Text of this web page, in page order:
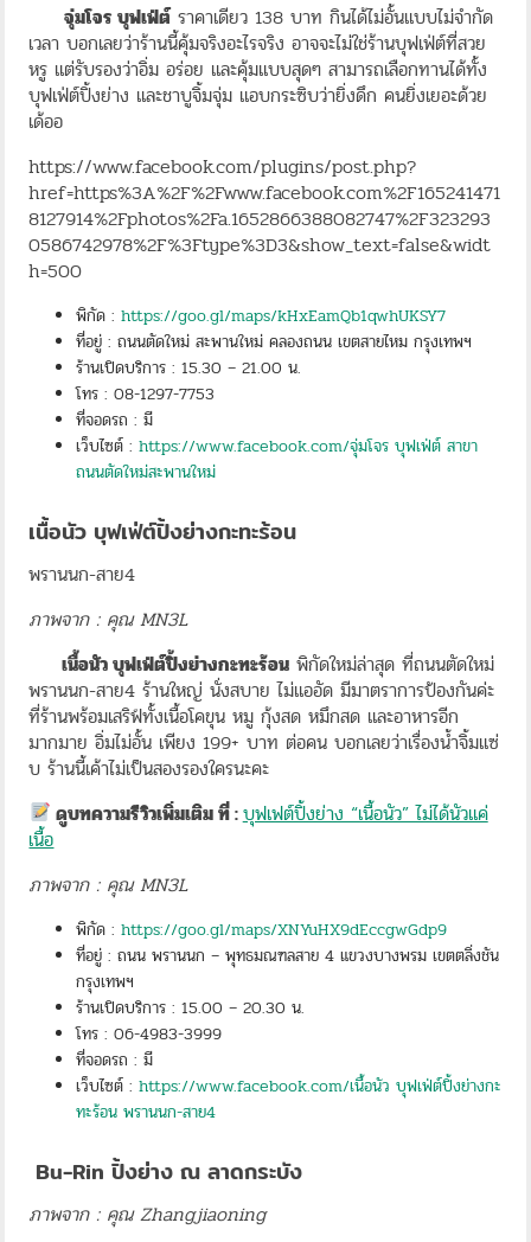
จุ่มโจร บุฟเฟ่ต์ราคาเดียว 138 บาท กินได้ไม่อั้นแบบไม่จำกัด
เวลา บอกเลยว่าร้านนี้คุ้มจริงอะไรจริง อาจจะไม่ใช่ร้านบุฟเฟ่ต์ที่สวย
หรู แต่รับรองว่าอิ่ม อร่อย และคุ้มแบบสุดๆ สามารถเลือกทานได้ทั้ง
บุฟเฟ่ต์ปิ้งย่าง และชาบูจิ้มจุ่ม แอบกระซิบว่ายิ่งดึก คนยิ่งเยอะด้วย
เด้ออ
https://www.facebook.com/plugins/post.php?
href=https%3A%2F%2Fwww.facebook.com%2F165241471
8127914%2Fphotos%2Fa.1652866388082747%2F323293
0586742978%2F%3Ftype%3D3&show_text=false&widt
h=500
พิกัด :https://goo.gl/maps/kHxEamQb1qwhUKSY7
ที่อยู่ : ถนนตัดใหม่ สะพานใหม่ คลองถนน เขตสายไหม กรุงเทพฯ
ร้านเปิดบริการ : 15.30 – 21.00 น.
โทร : 08-1297-7753
ที่จอดรถ : มี
เว็บไซต์ :https://www.facebook.com/จุ่มโจร บุฟเฟ่ต์ สาขา
ถนนตัดใหม่สะพานใหม่
เนื้อนัว บุฟเฟ่ต์ปิ้งย่างกะทะร้อน
พรานนก-สาย4
ภาพจาก : คุณ MN3L
เนื้อนัว บุฟเฟ่ต์ปิ้งย่างกะทะร้อน พิกัดใหม่ล่าสุด ที่ถนนตัดใหม่
พรานนก-สาย4 ร้านใหญ่ นั่งสบาย ไม่แออัด มีมาตราการป้องกันค่ะ
ที่ร้านพร้อมเสริฟ์ทั้งเนื้อโคขุน หมู กุ้งสด หมึกสด และอาหารอีก
มากมาย อิ่มไม่อั้น เพียง 199+ บาท ต่อคน บอกเลยว่าเรื่องน้ำจิ้มแซ่
บ ร้านนี้เค้าไม่เป็นสองรองใครนะคะ
ดูบทความรีวิวเพิ่มเติม ที่ :บุฟเฟต์ปิ้งย่าง “เนื้อนัว” ไม่ได้นัวแค่
เนื้อ
ภาพจาก : คุณ MN3L
พิกัด :https://goo.gl/maps/XNYuHX9dEccgwGdp9
ที่อยู่ : ถนน พรานนก – พุทธมณฑลสาย 4 แขวงบางพรม เขตตลิ่งชัน
กรุงเทพฯ
ร้านเปิดบริการ : 15.00 – 20.30 น.
โทร : 06-4983-3999
ที่จอดรถ : มี
เว็บไซต์ :https://www.facebook.com/เนื้อนัว บุฟเฟ่ต์ปิ้งย่างกะ
ทะร้อน พรานนก-สาย4
Bu-Rin ปิ้งย่าง ณ ลาดกระบัง
ภาพจาก : คุณ Zhangjiaoning